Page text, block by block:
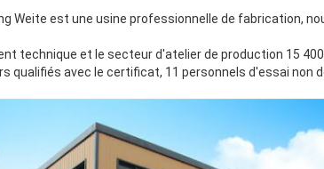
Weite est une usine professionnelle de fabrication,
technique et le secteur d'atelier de production 15
qualifiés avec le certificat, 11 personnels d'essai